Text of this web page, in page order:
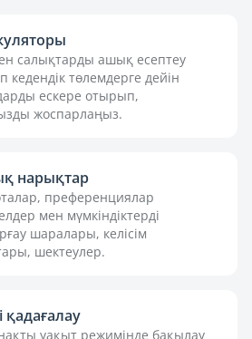
салықтарды ашық есептеу
кедендік төлемдерге дейін
ескере отырып,
жоспарлаңыз.
нарықтар
преференциялар
мен мүмкіндіктерді
шаралары, келісім
шектеулер.
қадағалау
уақыт режимінде бақылау